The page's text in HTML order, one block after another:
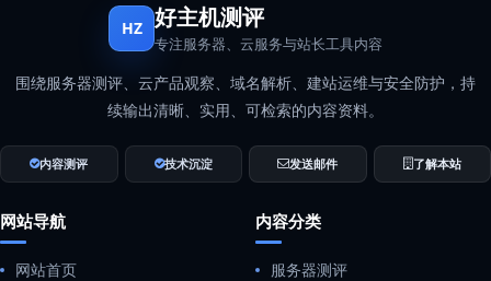
HZ 好主机测评
专注服务器、云服务与站长工具内容
围绕服务器测评、云产品观察、域名解析、建站运维与安全防护，持
续输出清晰、实用、可检索的内容资料。
内容测评 技术沉淀 发送邮件 了解本站
网站导航
网站首页
内容分类
服务器测评